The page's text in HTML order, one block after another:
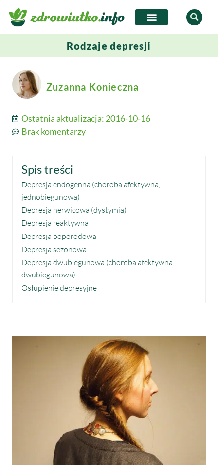
Rodzaje depresji
Zuzanna Konieczna
Ostatnia aktualizacja: 2016-10-16
Brak komentarzy
Spis treści
Depresja endogenna (choroba afektywna,
jednobiegunowa)
Depresja nerwicowa (dystymia)
Depresja reaktywna
Depresja poporodowa
Depresja sezonowa
Depresja dwubiegunowa (choroba afektywna
dwubiegunowa)
Osłupienie depresyjne